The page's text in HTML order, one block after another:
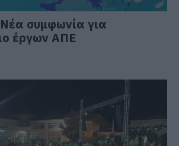
συμφωνία για
έργων ΑΠΕ